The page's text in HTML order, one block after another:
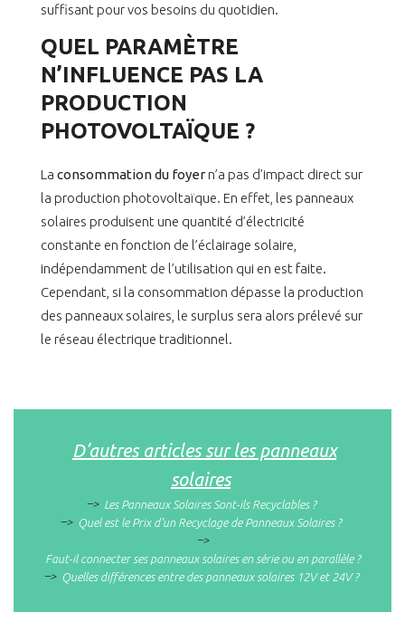
suffisant pour vos besoins du quotidien.
QUEL PARAMÈTRE
N’INFLUENCE PAS LA
PRODUCTION
PHOTOVOLTAÏQUE ?
La consommation du foyern’a pas d’impact direct sur
la production photovoltaïque. En effet, les panneaux
solaires produisent une quantité d’électricité
constante en fonction de l’éclairage solaire,
indépendamment de l’utilisation qui en est faite.
Cependant, si la consommation dépasse la production
des panneaux solaires, le surplus sera alors prélevé sur
le réseau électrique traditionnel.
D’autres articles sur les panneaux
solaires
–> Les Panneaux Solaires Sont-ils Recyclables ?
–> Quel est le Prix d’un Recyclage de Panneaux Solaires ?
–>
Faut-il connecter ses panneaux solaires en série ou en parallèle ?
–> Quelles différences entre des panneaux solaires 12V et 24V ?